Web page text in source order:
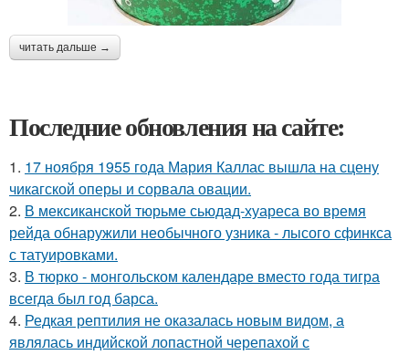
читать дальше →
Последние обновления на сайте:
1. 17 ноября 1955 года Мария Каллас вышла на сцену
чикагской оперы и сорвала овации.
2. В мексиканской тюрьме сьюдад-хуареса во время
рейда обнаружили необычного узника - лысого сфинкса
с татуировками.
3. В тюрко - монгольском календаре вместо года тигра
всегда был год барса.
4. Редкая рептилия не оказалась новым видом, а
являлась индийской лопастной черепахой с